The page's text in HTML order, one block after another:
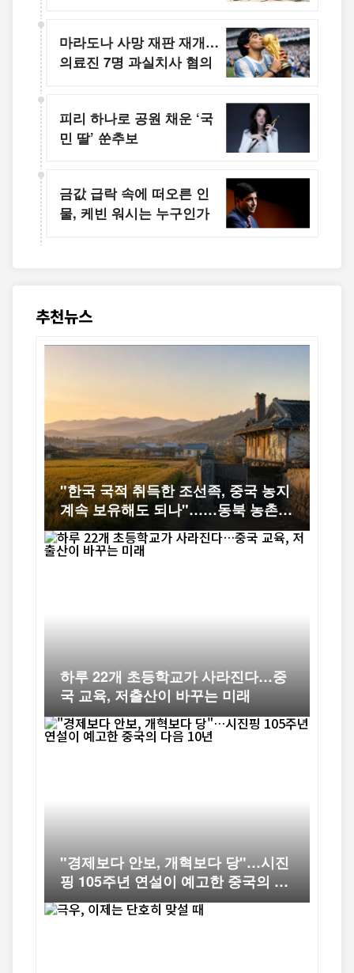
마라도나 사망 재판 재개…
의료진 7명 과실치사 혐의
피리 하나로 공원 채운 ‘국
민 딸’ 쑨추보
금값 급락 속에 떠오른 인
물, 케빈 워시는 누구인가
추천뉴스
"한국 국적 취득한 조선족, 중국 농지
계속 보유해도 되나"……동북 농촌의
오래된 논쟁
하루 22개 초등학교가 사라진다…중
국 교육, 저출산이 바꾸는 미래
"경제보다 안보, 개혁보다 당"…시진
핑 105주년 연설이 예고한 중국의 다
음 10년